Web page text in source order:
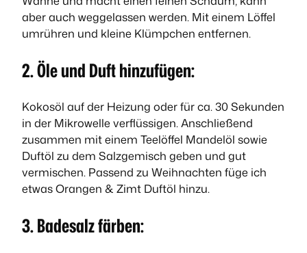
aber auch weggelassen werden. Mit einem Löffel
umrühren und kleine Klümpchen entfernen.
2. Öle und Duft hinzufügen:
Kokosöl auf der Heizung oder für ca. 30 Sekunden
in der Mikrowelle verflüssigen. Anschließend
zusammen mit einem Teelöffel Mandelöl sowie
Duftöl zu dem Salzgemisch geben und gut
vermischen. Passend zu Weihnachten füge ich
etwas Orangen & Zimt Duftöl hinzu.
3. Badesalz färben: